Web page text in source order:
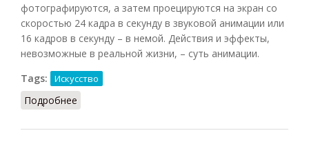
фотографируются, а затем проецируются на экран со
скоростью 24 кадра в секунду в звуковой анимации или
16 кадров в секунду – в немой. Действия и эффекты,
невозможные в реальной жизни, – суть анимации.
Tags:
Искусство
Подробнее